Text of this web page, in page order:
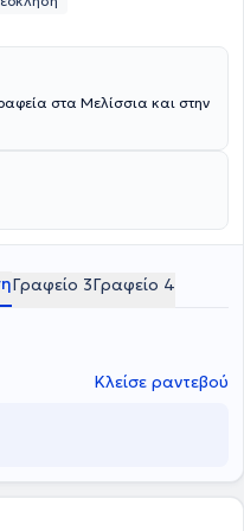
στα Μελίσσια και στην
Γραφείο 3Γραφείο 4
Κλείσε ραντεβού